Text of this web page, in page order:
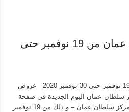
عروض مركز سلطان عمان من 19 نوفمبر حتى
عروض مركز سلطان عمان من 19 نوفمبر حتى 30 نوفمبر 2020 عروض
عمان اليوم الجديدة فى صفحة
واحدة – العروض الاسبوعية من مركز سلطان عمان – و ذلك من 19 نوفمبر